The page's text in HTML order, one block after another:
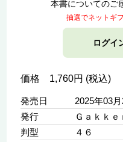
本書についてのご
抽選でネットギ
ログイ
価格 1,760円 (税込)
発売日
2025年03
発行
Ｇａｋｋｅ
判型
４６